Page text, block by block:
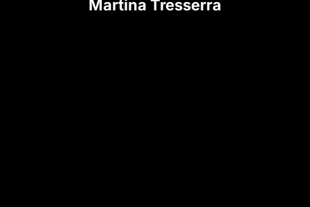
Martina Tresserra